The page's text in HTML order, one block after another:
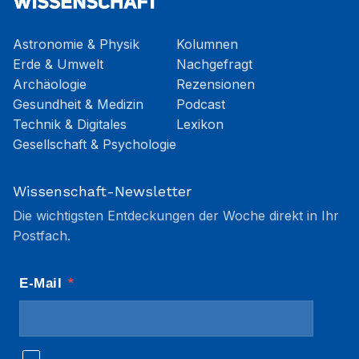
Astronomie & Physik
Erde & Umwelt
Archäologie
Gesundheit & Medizin
Technik & Digitales
Gesellschaft & Psychologie
Kolumnen
Nachgefragt
Rezensionen
Podcast
Lexikon
Wissenschaft-Newsletter
Die wichtigsten Entdeckungen der Woche direkt in Ihr
Postfach.